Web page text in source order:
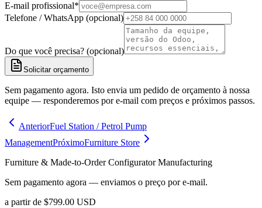
E-mail profissional*
Telefone / WhatsApp (opcional)
Do que você precisa? (opcional)
Solicitar orçamento
Sem pagamento agora. Isto envia um pedido de orçamento à nossa
equipe — responderemos por e-mail com preços e próximos passos.
AnteriorFuel Station / Petrol Pump
ManagementPróximoFurniture Store
Furniture & Made-to-Order Configurator Manufacturing
Sem pagamento agora — enviamos o preço por e-mail.
a partir de $799.00 USD